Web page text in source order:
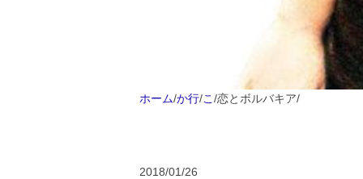
ホーム/か行/こ /恋とボルバキア/
2018/01/26